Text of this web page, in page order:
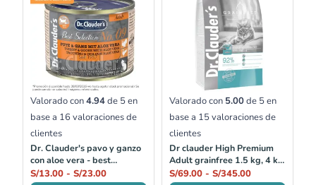
Valorado con4.94de 5 en
base a 16 valoraciones de
clientes
Dr. Clauder's pavo y ganzo
con aloe vera - best
selection no.09
S/13.00 - S/23.00
precios:
desde
S/13.00
hasta
S/23.00
Valorado con 5.00de 5 en
base a 15valoraciones de
clientes
Dr clauder High Premium
Adult grainfree 1.5 kg, 4 kg
y 10 kg
S/69.00 - S/345.00
precios:
desde
S/69.00
hasta
S/345.00